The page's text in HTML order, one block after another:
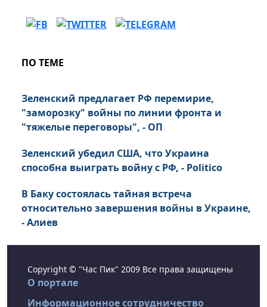
ПО ТЕМЕ
Зеленский предлагает РФ перемирие,
"заморозку" войны по линии фронта и
"тяжелые переговоры", - ОП
Зеленский убедил США, что Украина
способна выиграть войну с РФ, - Politico
В Баку состоялась тайная встреча
относительно завершения войны в Украине,
- Алиев
Copyright © "Час Пик" 2009 Все права защищены
О портале
Информационное сотрудничество